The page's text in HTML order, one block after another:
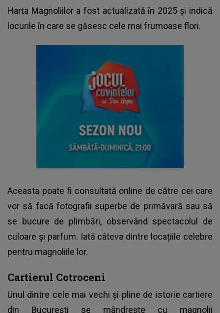
Harta Magnoliilor a fost actualizată în 2025 și indică
locurile în care se găsesc cele mai frumoase flori.
Aceasta poate fi consultată online de către cei care
vor să facă fotografii superbe de primăvară sau să
se bucure de plimbări, observând spectacolul de
culoare și parfum. Iată câteva dintre locațiile celebre
pentru magnoliile lor.
Cartierul Cotroceni
Unul dintre cele mai vechi și pline de istorie cartiere
din București se mândrește cu magnolii